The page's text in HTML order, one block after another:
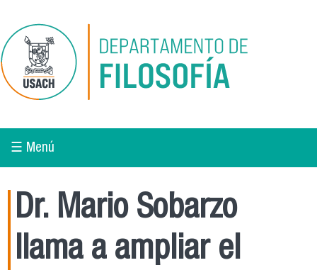
☰ Menú
Dr. Mario Sobarzo
llama a ampliar el